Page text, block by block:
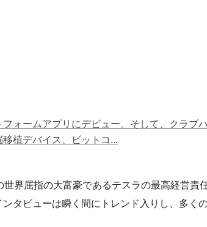
ォームアプリにデビュー。そして、クラブ
植デバイス、ビットコ...
界屈指の大富豪であるテスラの最高経営責
タビューは瞬く間にトレンド入りし、多く